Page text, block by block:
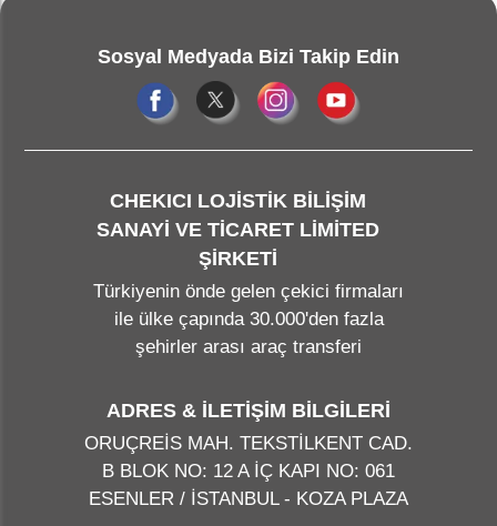
Sosyal Medyada Bizi Takip Edin
CHEKICI LOJİSTİK BİLİŞİM
SANAYİ VE TİCARET LİMİTED
ŞİRKETİ
Türkiyenin önde gelen çekici firmaları
ile ülke çapında 30.000'den fazla
şehirler arası araç transferi
ADRES & İLETİŞİM BİLGİLERİ
ORUÇREİS MAH. TEKSTİLKENT CAD.
B BLOK NO: 12 A İÇ KAPI NO: 061
ESENLER / İSTANBUL - KOZA PLAZA